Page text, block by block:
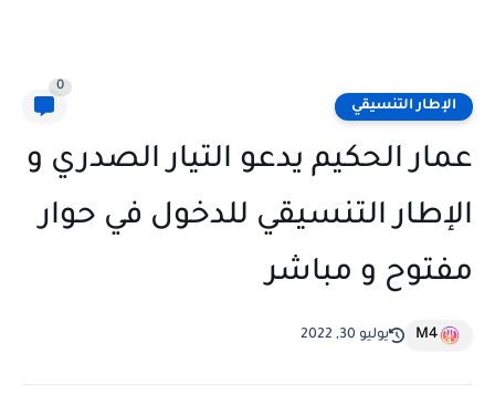
الإطار التنسيقي
0
عمار الحكيم يدعو التيار الصدري و
الإطار التنسيقي للدخول في حوار
مفتوح و مباشر
M4 يوليو 30, 2022